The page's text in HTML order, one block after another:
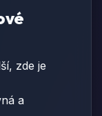
zde je
a